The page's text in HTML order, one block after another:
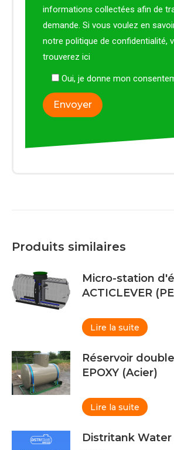
informations collectées afin de
demande. Si vous voulez en
notre politique de confidentialité,
trouverez ici
Oui, je donne mon
Produits similaires
Micro-station
ACTICLEVER
Lire la suite
Réservoir
EPOXY (Acier)
Lire la suite
Distritank Water